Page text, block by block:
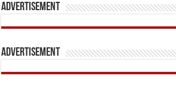
Advertisement
Advertisement